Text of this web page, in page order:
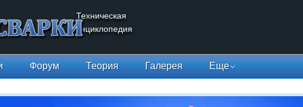
Техническая
энциклопедия
Форум Теория Галерея Еще